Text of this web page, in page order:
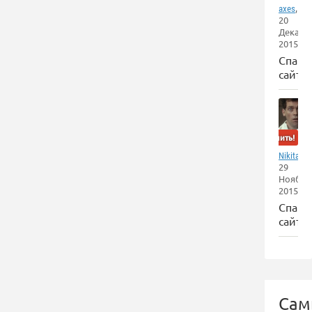
axes,
20
2015
сайт
Забанить!
29
Ноября
2015
сайт